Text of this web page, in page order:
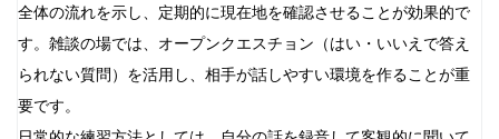
全体の流れを示し、定期的に現在地を確認させることが効果的で
す。雑談の場では、オープンクエスチョン（はい・いいえで答え
られない質問）を活用し、相手が話しやすい環境を作ることが重
要です。